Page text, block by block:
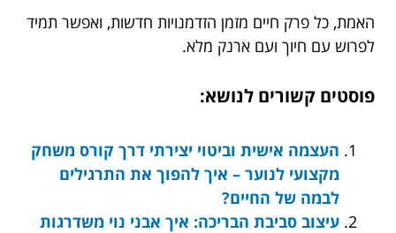
האמת, כל פרק חיים מזמן הזדמנויות חדשות, ואפשר תמיד
לפרוש עם חיוך ועם ארנק מלא.
פוסטים קשורים לנושא:
העצמה אישית וביטוי יצירתי דרך קורס משחק
מקצועי לנוער – איך להפוך את התרגילים
לבמה של החיים?
עיצוב סביבת הבריכה: איך אבני נוי משדרגות